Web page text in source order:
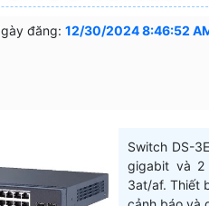
đăng: 12/30/2024 8:46:52
Switch DS-
gigabit và 2
3at/af. Thiết